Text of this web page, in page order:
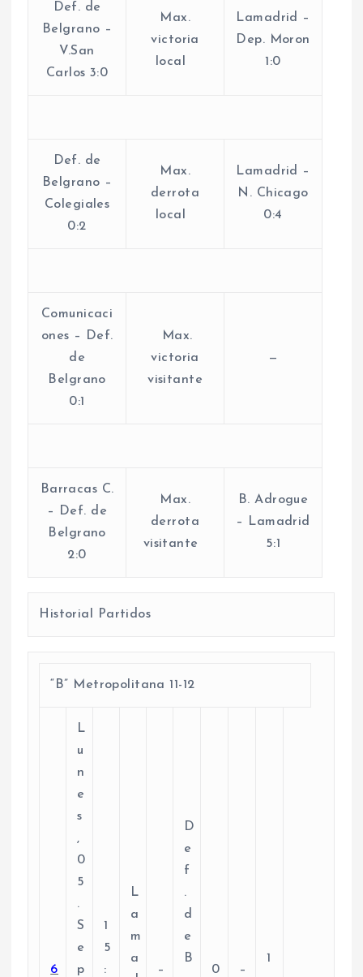
Def. de
Belgrano –
V.San
Carlos 3:0
Max.
victoria
local
Lamadrid –
Dep. Moron
1:0
Def. de
Belgrano –
Colegiales
0:2
Max.
derrota
local
Lamadrid –
N. Chicago
0:4
Comunicaci
ones – Def.
de
Belgrano
0:1
Max.
victoria
visitante
—
Barracas C.
– Def. de
Belgrano
2:0
Max.
derrota
visitante
B. Adrogue
– Lamadrid
5:1
Historial Partidos
“B” Metropolitana 11-12
6
L
u
n
e
s
,
0
5
.
S
e
p
1
5
:
L
a
m
a
–
D
e
f
.
d
e
B
0 –
1